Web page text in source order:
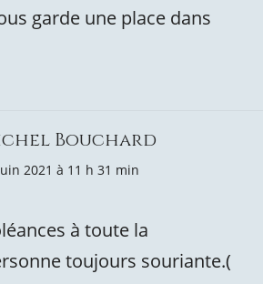
garde une place dans
Bouchard
2021 à 11 h 31 min
à toute la
toujours souriante.(